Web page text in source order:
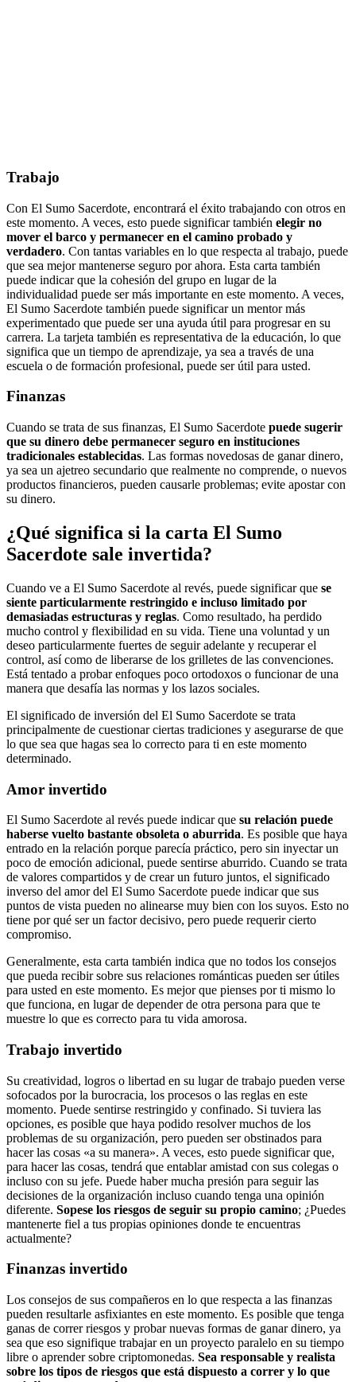
Trabajo
Con El Sumo Sacerdote, encontrará el éxito trabajando con otros en
este momento. A veces, esto puede significar también elegir no
mover el barco y permanecer en el camino probado y
verdadero. Con tantas variables en lo que respecta al trabajo, puede
que sea mejor mantenerse seguro por ahora. Esta carta también
puede indicar que la cohesión del grupo en lugar de la
individualidad puede ser más importante en este momento. A veces,
El Sumo Sacerdote también puede significar un mentor más
experimentado que puede ser una ayuda útil para progresar en su
carrera. La tarjeta también es representativa de la educación, lo que
significa que un tiempo de aprendizaje, ya sea a través de una
escuela o de formación profesional, puede ser útil para usted.
Finanzas
Cuando se trata de sus finanzas, El Sumo Sacerdote puede sugerir
que su dinero debe permanecer seguro en instituciones
tradicionales establecidas. Las formas novedosas de ganar dinero,
ya sea un ajetreo secundario que realmente no comprende, o nuevos
productos financieros, pueden causarle problemas; evite apostar con
su dinero.
¿Qué significa si la carta El Sumo
Sacerdote sale invertida?
Cuando ve a El Sumo Sacerdote al revés, puede significar que se
siente particularmente restringido e incluso limitado por
demasiadas estructuras y reglas. Como resultado, ha perdido
mucho control y flexibilidad en su vida. Tiene una voluntad y un
deseo particularmente fuertes de seguir adelante y recuperar el
control, así como de liberarse de los grilletes de las convenciones.
Está tentado a probar enfoques poco ortodoxos o funcionar de una
manera que desafía las normas y los lazos sociales.
El significado de inversión del El Sumo Sacerdote se trata
principalmente de cuestionar ciertas tradiciones y asegurarse de que
lo que sea que hagas sea lo correcto para ti en este momento
determinado.
Amor invertido
El Sumo Sacerdote al revés puede indicar que su relación puede
haberse vuelto bastante obsoleta o aburrida. Es posible que haya
entrado en la relación porque parecía práctico, pero sin inyectar un
poco de emoción adicional, puede sentirse aburrido. Cuando se trata
de valores compartidos y de crear un futuro juntos, el significado
inverso del amor del El Sumo Sacerdote puede indicar que sus
puntos de vista pueden no alinearse muy bien con los suyos. Esto no
tiene por qué ser un factor decisivo, pero puede requerir cierto
compromiso.
Generalmente, esta carta también indica que no todos los consejos
que pueda recibir sobre sus relaciones románticas pueden ser útiles
para usted en este momento. Es mejor que pienses por ti mismo lo
que funciona, en lugar de depender de otra persona para que te
muestre lo que es correcto para tu vida amorosa.
Trabajo invertido
Su creatividad, logros o libertad en su lugar de trabajo pueden verse
sofocados por la burocracia, los procesos o las reglas en este
momento. Puede sentirse restringido y confinado. Si tuviera las
opciones, es posible que haya podido resolver muchos de los
problemas de su organización, pero pueden ser obstinados para
hacer las cosas «a su manera». A veces, esto puede significar que,
para hacer las cosas, tendrá que entablar amistad con sus colegas o
incluso con su jefe. Puede haber mucha presión para seguir las
decisiones de la organización incluso cuando tenga una opinión
diferente. Sopese los riesgos de seguir su propio camino; ¿Puedes
mantenerte fiel a tus propias opiniones donde te encuentras
actualmente?
Finanzas invertido
Los consejos de sus compañeros en lo que respecta a las finanzas
pueden resultarle asfixiantes en este momento. Es posible que tenga
ganas de correr riesgos y probar nuevas formas de ganar dinero, ya
sea que eso signifique trabajar en un proyecto paralelo en su tiempo
libre o aprender sobre criptomonedas. Sea responsable y realista
sobre los tipos de riesgos que está dispuesto a correr y lo que